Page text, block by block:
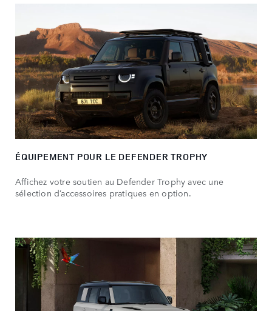
ÉQUIPEMENT POUR LE DEFENDER TROPHY
Affichez votre soutien au Defender Trophy avec une
sélection d’accessoires pratiques en option.